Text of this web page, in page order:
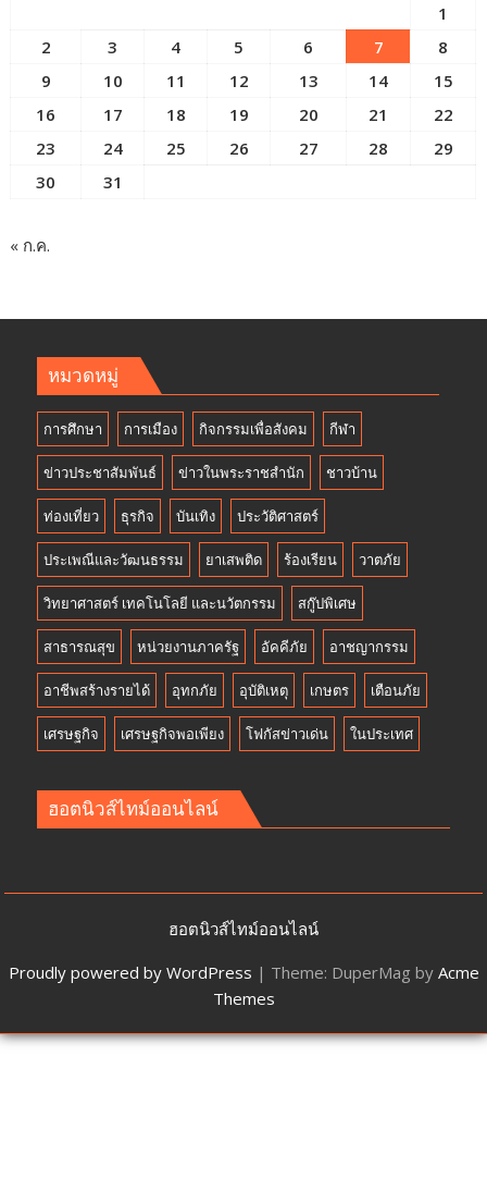
1
2
3 4 5 6 7
8
9
10 11 12 13 14
15
16
17 18 19 20 21
22
23
24 25 26 27 28
29
30
31
« ก.ค.
หมวดหมู่
การศึกษา การเมือง กิจกรรมเพื่อสังคม กีฬา
ข่าวประชาสัมพันธ์ ข่าวในพระราชสำนัก ชาวบ้าน
ท่องเที่ยว ธุรกิจ บันเทิง ประวัติศาสตร์
ประเพณีและวัฒนธรรม ยาเสพติด ร้องเรียน วาตภัย
วิทยาศาสตร์ เทคโนโลยี และนวัตกรรม สกู๊ปพิเศษ
สาธารณสุข หน่วยงานภาครัฐ อัคคีภัย อาชญากรรม
อาชีพสร้างรายได้ อุทกภัย อุบัติเหตุ เกษตร เตือนภัย
เศรษฐกิจ เศรษฐกิจพอเพียง โฟกัสข่าวเด่น ในประเทศ
ฮอตนิวส์ไทม์ออนไลน์
ฮอตนิวส์ไทม์ออนไลน์
Proudly powered by WordPress | Theme: DuperMag by Acme
Themes